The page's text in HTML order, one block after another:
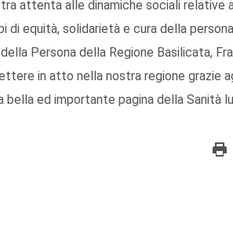
attenta alle dinamiche sociali relative
equità, solidarietà e cura della
Persona della Regione Basilicata,
in atto nella nostra regione grazie
ed importante pagina della Sanità